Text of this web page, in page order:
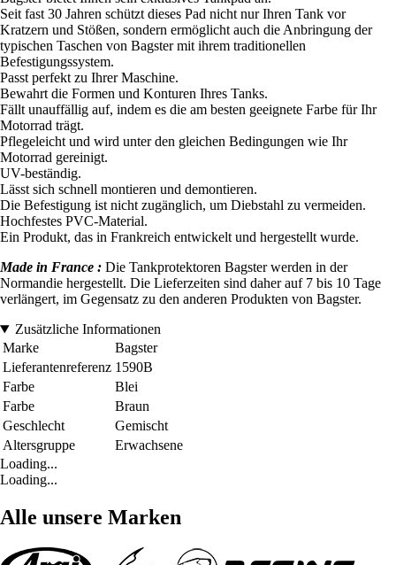
Seit fast 30 Jahren schützt dieses Pad nicht nur Ihren Tank vor
Kratzern und Stößen, sondern ermöglicht auch die Anbringung der
typischen Taschen von Bagster mit ihrem traditionellen
Befestigungssystem.
Passt perfekt zu Ihrer Maschine.
Bewahrt die Formen und Konturen Ihres Tanks.
Fällt unauffällig auf, indem es die am besten geeignete Farbe für Ihr
Motorrad trägt.
Pflegeleicht und wird unter den gleichen Bedingungen wie Ihr
Motorrad gereinigt.
UV-beständig.
Lässt sich schnell montieren und demontieren.
Die Befestigung ist nicht zugänglich, um Diebstahl zu vermeiden.
Hochfestes PVC-Material.
Ein Produkt, das in Frankreich entwickelt und hergestellt wurde.
Made in France : Die Tankprotektoren Bagster werden in der
Normandie hergestellt. Die Lieferzeiten sind daher auf 7 bis 10 Tage
verlängert, im Gegensatz zu den anderen Produkten von Bagster.
Zusätzliche Informationen
Marke
Bagster
Lieferantenreferenz 1590B
Farbe
Blei
Farbe
Braun
Geschlecht
Gemischt
Altersgruppe
Erwachsene
Loading...
Loading...
Alle unsere Marken